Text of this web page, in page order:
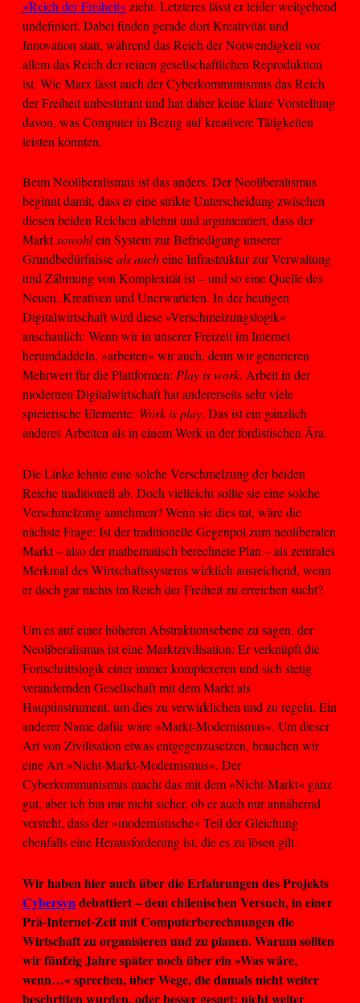
»Reich der Freiheit«zieht. Letzteres lässt er leider weitgehend
undefiniert. Dabei finden gerade dort Kreativität und
Innovation statt, während das Reich der Notwendigkeit vor
allem das Reich der reinen gesellschaftlichen Reproduktion
ist. Wie Marx lässt auch der Cyberkommunismus das Reich
der Freiheit unbestimmt und hat daher keine klare Vorstellung
davon, was Computer in Bezug auf kreativere Tätigkeiten
leisten könnten.
Beim Neoliberalismus ist das anders. Der Neoliberalismus
beginnt damit, dass er eine strikte Unterscheidung zwischen
diesen beiden Reichen ablehnt und argumentiert, dass der
Marktsowohlein System zur Befriedigung unserer
Grundbedürfnisseals aucheine Infrastruktur zur Verwaltung
und Zähmung von Komplexität ist – und so eine Quelle des
Neuen, Kreativen und Unerwarteten. In der heutigen
Digitalwirtschaft wird diese »Verschmelzungslogik«
anschaulich: Wenn wir in unserer Freizeit im Internet
herumdaddeln, »arbeiten« wir auch, denn wir generieren
Mehrwert für die Plattformen: Play is work. Arbeit in der
modernen Digitalwirtschaft hat andererseits sehr viele
spielerische Elemente: Work is play. Das ist ein gänzlich
anderes Arbeiten als in einem Werk in der fordistischen Ära.
Die Linke lehnte eine solche Verschmelzung der beiden
Reiche traditionell ab. Doch vielleicht sollte sie eine solche
Verschmelzung annehmen? Wenn sie dies tut, wäre die
nächste Frage: Ist der traditionelle Gegenpol zum neoliberalen
Markt – also der mathematisch berechnete Plan – als zentrales
Merkmal des Wirtschaftssystems wirklich ausreichend, wenn
er doch gar nichts im Reich der Freiheit zu erreichen sucht?
Um es auf einer höheren Abstraktionsebene zu sagen, der
Neoliberalismus ist eine Marktzivilisation: Er verknüpft die
Fortschrittslogik einer immer komplexeren und sich stetig
verändernden Gesellschaft mit dem Markt als
Hauptinstrument, um dies zu verwirklichen und zu regeln. Ein
anderer Name dafür wäre »Markt-Modernismus«. Um dieser
Art von Zivilisation etwas entgegenzusetzen, brauchen wir
eine Art »Nicht-Markt-Modernismus«. Der
Cyberkommunismus macht das mit dem »Nicht-Markt« ganz
gut, aber ich bin mir nicht sicher, ob er auch nur annähernd
versteht, dass der »modernistische« Teil der Gleichung
ebenfalls eine Herausforderung ist, die es zu lösen gilt.
Wir haben hier auch über die Erfahrungen des Projekts
Cybersyn debattiert – dem chilenischen Versuch, in einer
Prä-Internet-Zeit mit Computerberechnungen die
Wirtschaft zu organisieren und zu planen. Warum sollten
wir fünfzig Jahre später noch über ein »Was wäre,
wenn…« sprechen, über Wege, die damals nicht weiter
beschritten wurden, oder besser gesagt: nicht weiter